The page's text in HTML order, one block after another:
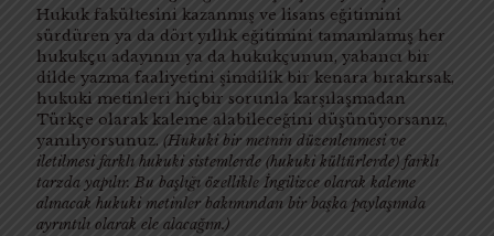
Hukuk fakültesini kazanmış ve lisans eğitimini
sürdüren ya da dört yıllık eğitimini tamamlamış her
hukukçu adayının ya da hukukçunun, yabancı bir
dilde yazma faaliyetini şimdilik bir kenara bırakırsak,
hukuki metinleri hiçbir sorunla karşılaşmadan
Türkçe olarak kaleme alabileceğini düşünüyorsanız,
yanılıyorsunuz. (Hukuki bir metnin düzenlenmesi ve
iletilmesi farklı hukuki sistemlerde (hukuki kültürlerde) farklı
tarzda yapılır. Bu başlığı özellikle İngilizce olarak kaleme
alınacak hukuki metinler bakımından bir başka paylaşımda
ayrıntılı olarak ele alacağım.)